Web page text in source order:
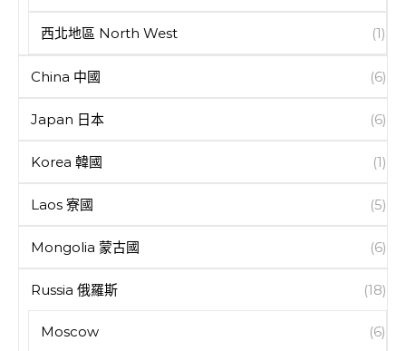
西北地區 North West (1)
China 中國 (6)
Japan 日本 (6)
Korea 韓國 (1)
Laos 寮國 (5)
Mongolia 蒙古國 (6)
Russia 俄羅斯 (18)
Moscow (6)